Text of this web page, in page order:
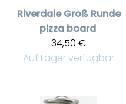
Riverdale Groß Runde
pizza board
34,50 €
Auf Lager verfügbar
Artikel